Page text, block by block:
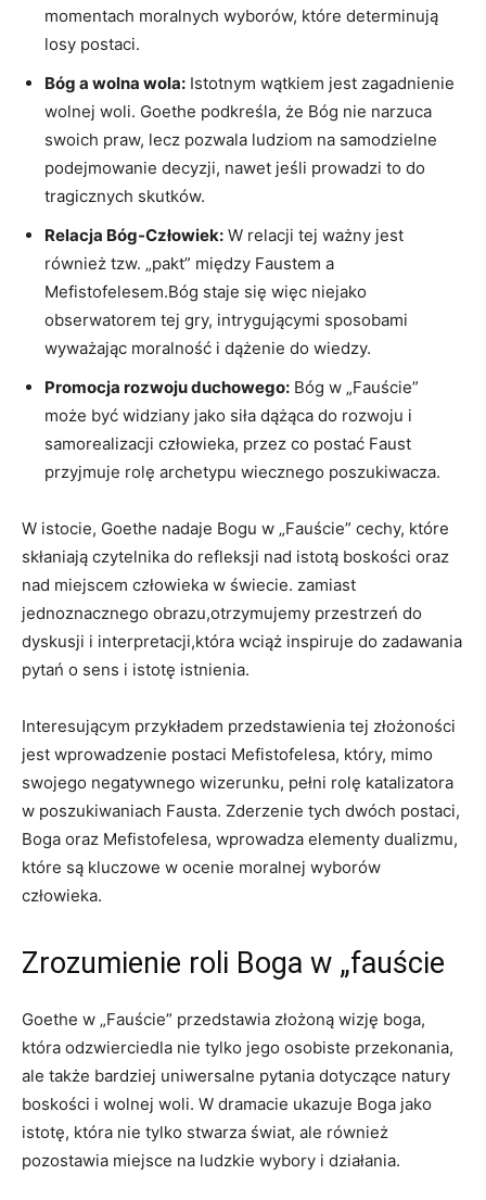
momentach moralnych wyborów, które determinują
losy postaci.
Bóg a wolna wola: Istotnym wątkiem jest zagadnienie
wolnej woli. Goethe podkreśla, że Bóg nie narzuca
swoich praw, lecz pozwala ludziom na samodzielne
podejmowanie decyzji, nawet jeśli prowadzi to do
tragicznych skutków.
Relacja Bóg-Człowiek: W relacji tej ważny jest
również tzw. „pakt” między Faustem a
Mefistofelesem.Bóg staje się więc niejako
obserwatorem tej gry, intrygującymi sposobami
wyważając moralność i dążenie do wiedzy.
Promocja rozwoju duchowego: Bóg w „Fauście”
może być widziany jako siła dążąca do rozwoju i
samorealizacji człowieka, przez co postać Faust
przyjmuje rolę archetypu wiecznego poszukiwacza.
W istocie, Goethe nadaje Bogu w „Fauście” cechy, które
skłaniają czytelnika do refleksji nad istotą boskości oraz
nad miejscem człowieka w świecie. zamiast
jednoznacznego obrazu,otrzymujemy przestrzeń do
dyskusji i interpretacji,która wciąż inspiruje do zadawania
pytań o sens i istotę istnienia.
Interesującym przykładem przedstawienia tej złożoności
jest wprowadzenie postaci Mefistofelesa, który, mimo
swojego negatywnego wizerunku, pełni rolę katalizatora
w poszukiwaniach Fausta. Zderzenie tych dwóch postaci,
Boga oraz Mefistofelesa, wprowadza elementy dualizmu,
które są kluczowe w ocenie moralnej wyborów
człowieka.
Zrozumienie roli Boga w „fauście
Goethe w „Fauście” przedstawia złożoną wizję boga,
która odzwierciedla nie tylko jego osobiste przekonania,
ale także bardziej uniwersalne pytania dotyczące natury
boskości i wolnej woli. W dramacie ukazuje Boga jako
istotę, która nie tylko stwarza świat, ale również
pozostawia miejsce na ludzkie wybory i działania.